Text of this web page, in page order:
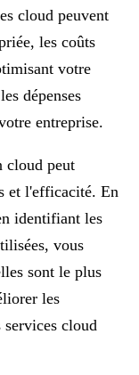
cloud peuvent
les coûts
votre
dépenses
entreprise.
cloud peut
et l'efficacité. En
identifiant les
vous
sont le plus
les
services cloud